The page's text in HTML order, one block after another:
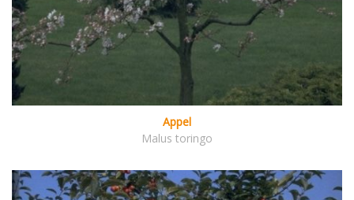
Appel
Malus toringo